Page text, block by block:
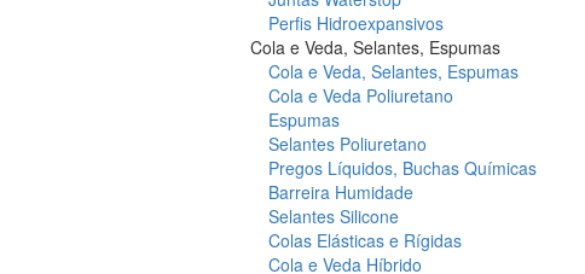
Perfis Hidroexpansivos
Cola e Veda, Selantes, Espumas
Cola e Veda, Selantes, Espumas
Cola e Veda Poliuretano
Espumas
Selantes Poliuretano
Pregos Líquidos, Buchas Químicas
Barreira Humidade
Selantes Silicone
Colas Elásticas e Rígidas
Cola e Veda Híbrido